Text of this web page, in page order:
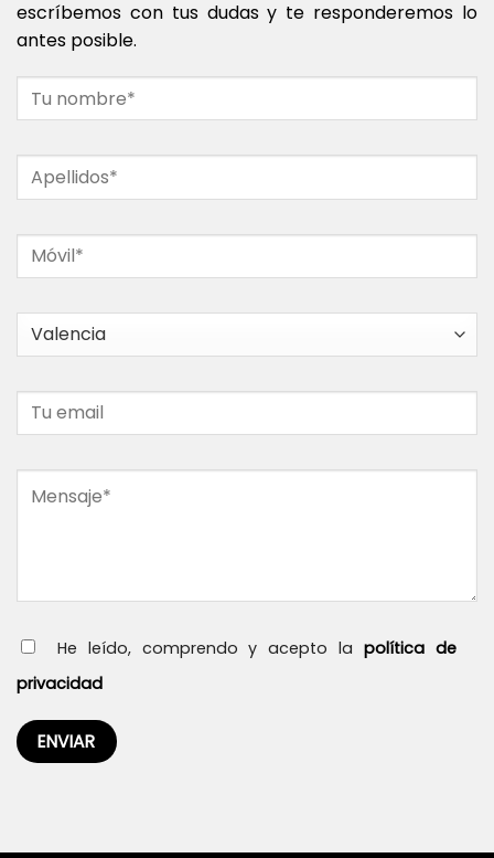
escríbemos con tus dudas y te responderemos lo
antes posible.
He leído, comprendo y acepto lapolítica de
privacidad